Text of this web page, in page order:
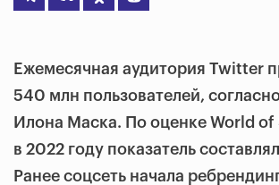
Ежемесячная аудитория Twitter
540 млн пользователей,
Илона Маска. По оценке World
в 2022 году показатель
Ранее соцсеть начала